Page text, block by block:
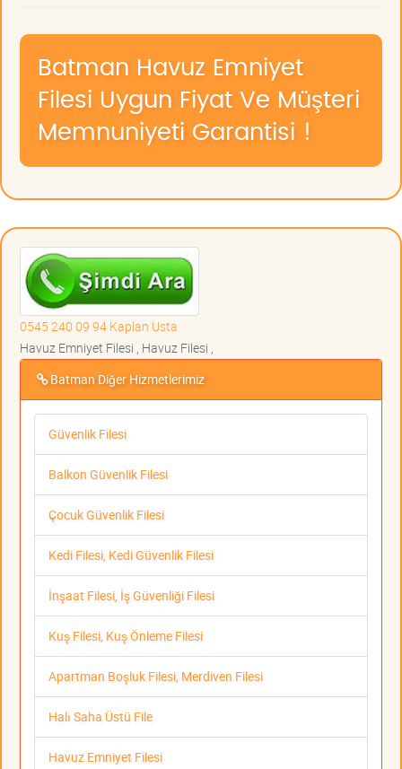
Batman Havuz Emniyet
Filesi Uygun Fiyat Ve Müşteri
Memnuniyeti Garantisi !
0545 240 09 94 Kaplan Usta
Havuz Emniyet Filesi , Havuz Filesi ,
Batman Diğer Hizmetlerimiz
Güvenlik Filesi
Balkon Güvenlik Filesi
Çocuk Güvenlik Filesi
Kedi Filesi, Kedi Güvenlik Filesi
İnşaat Filesi, İş Güvenliği Filesi
Kuş Filesi, Kuş Önleme Filesi
Apartman Boşluk Filesi, Merdiven Filesi
Halı Saha Üstü File
Havuz Emniyet Filesi